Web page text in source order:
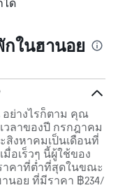
กในฮานอย
อย่างไรก็ตาม คุณ
วลาของปี กรกฎาคม
สิงหาคมเป็นเดือนที่
อเร็วๆ นี้ผู้ใช้ของ
าคาที่ต่ำที่สุดในขณะ
นอย ที่มีราคา ฿234/